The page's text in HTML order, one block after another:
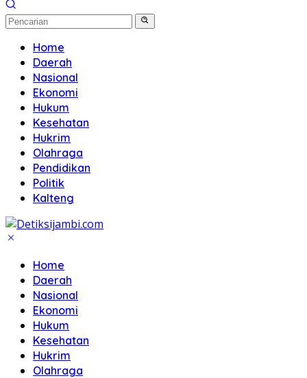
Home
Daerah
Nasional
Ekonomi
Hukum
Kesehatan
Hukrim
Olahraga
Pendidikan
Politik
Kalteng
Home
Daerah
Nasional
Ekonomi
Hukum
Kesehatan
Hukrim
Olahraga